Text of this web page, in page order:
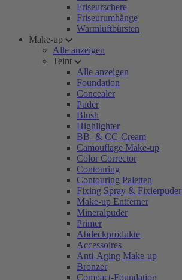
Friseurschere
Friseurumhänge
Warmluftbürsten
Make-up
Alle anzeigen
Teint
Alle anzeigen
Foundation
Concealer
Puder
Blush
Highlighter
BB- & CC-Cream
Camouflage Make-up
Color Corrector
Contouring
Contouring Paletten
Fixing Spray & Fixierpuder
Make-up Entferner
Mineralpuder
Primer
Abdeckprodukte
Accessoires
Anti-Aging Make-up
Bronzer
Compact-Foundation